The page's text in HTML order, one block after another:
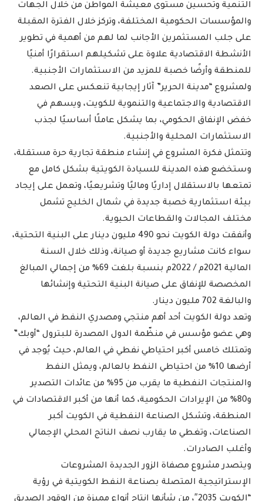
التنمية وتحسين مستوى معيشة المواطن من خلال الجهات
والمؤسسات الحكومية المختلفة، وتركز خلال الفترة المقبلة
على جلب المستثمرين الأجانب لما لهم من أهمية في تطوير
الأنشطة الاقتصادية علاوة على تشكيلهم استقرارًا أمنيًا
للمنطقة وأرضًا خصبة للمزيد من الاستثمارات الأجنبية.
ولمشروع “مدينة الحرير” آثار إيجابية تنعكس على الصعد
الاقتصادية والاجتماعية والتنموية للكويت، ويسهم في
خفض الإنفاق الحكومي، بما يشكل عاملًا أساسيًا لجذب
الاستثمارات المحلية والأجنبية.
وتتمثل فكرة المشروع في إنشاء منطقة تجارية حرة مستقلة،
وستخضع هذه المدينة للسيادة الكويتية بشكل كامل مع
تمتعها بالاستقلال إداريًا وماليًا وتشريعيًا، وتعمل على إيجاد
بيئة استثمارية خصبة جديدة في شمال الخليج تشمل
مختلف المجالات والقطاعات الحيوية.
وأنفقت دولة الكويت نحو 490 مليون دينار على البنية التحتية،
سواء كانت مشاريع جديدة أو صيانة، وذلك خلال السنة
المالية 2021م / 2022م بنسبة بلغت 69% من إجمالي المبالغ
المخصصة للإنفاق على صيانة البنية التحتية وإنشائها
والبالغة 702 مليون دينار.
وتعد دولة الكويت أحد أهم منتجي ومصدري النفط في العالم،
وهي عضو مؤسس في منظّمة الدول المصدرة للبترول “أوبك”
وتمتلك خامس أكبر احتياطي نفطي في العالم، حيث يُوجد في
أرضها 10% من احتياطي النفط بالعالم، ويمثل النفط
والمنتجات النفطية ما يقرب من 95% من عائدات التصدير
و80% من الإيرادات الحكومية، كما أنها من أكبر الاقتصادات في
المنطقة، وتشكل الصناعة النفطية في الكويت أكبر
الصناعات، وتغطي ما يقارب نصف الناتج المحلي الإجمالي
وأغلب الصادرات.
ويتصدر مشروع مصفاة الزور الجديدة المشروعات
الإستراتيجية المتصلة بصناعة النفط الكويتية في رؤية
“الكويت 2035″، من شأنها إنتاج أنواع مميزة من الوقود الصديق